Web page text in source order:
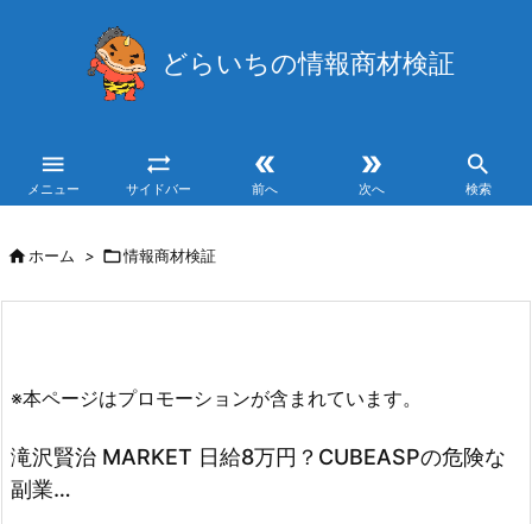
どらいちの情報商材検証

メニュー

サイドバー

前へ

次へ

検索
ホーム > 情報商材検証
※本ページはプロモーションが含まれています。
滝沢賢治 MARKET 日給8万円？CUBEASPの危険な
副業…